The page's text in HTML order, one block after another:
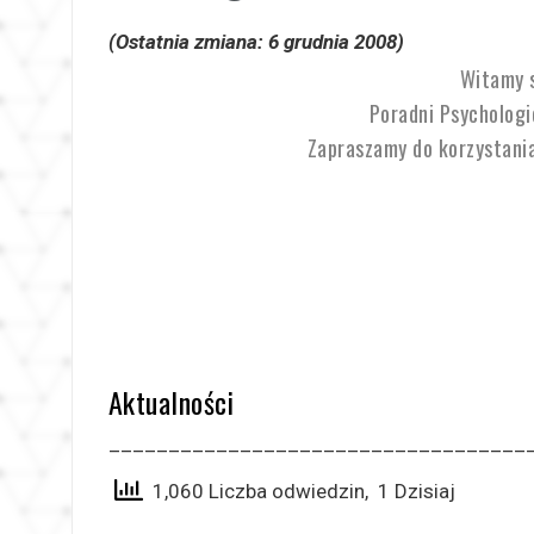
(Ostatnia zmiana: 6 grudnia 2008)
Witamy
Poradni
Zapraszamy do
Aktualności
1,060 Liczba odwiedzin, 1 Dzisiaj